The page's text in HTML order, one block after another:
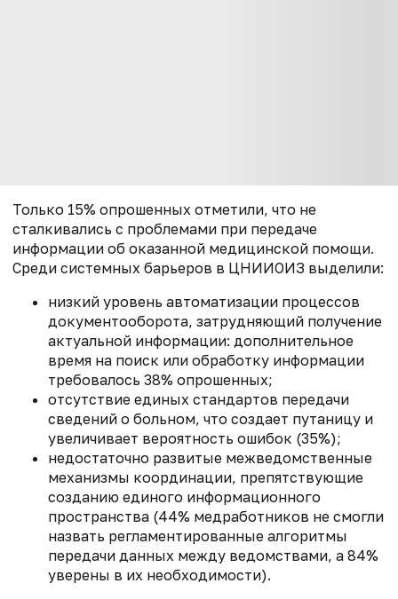
Только 15% опрошенных отметили, что не
сталкивались с проблемами при передаче
информации об оказанной медицинской помощи.
Среди системных барьеров в ЦНИИОИЗ выделили:
низкий уровень автоматизации процессов
документооборота, затрудняющий получение
актуальной информации: дополнительное
время на поиск или обработку информации
требовалось 38% опрошенных;
отсутствие единых стандартов передачи
сведений о больном, что создает путаницу и
увеличивает вероятность ошибок (35%);
недостаточно развитые межведомственные
механизмы координации, препятствующие
созданию единого информационного
пространства (44% медработников не смогли
назвать регламентированные алгоритмы
передачи данных между ведомствами, а 84%
уверены в их необходимости).